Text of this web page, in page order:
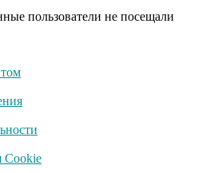
пользователи не посещали
Cookie